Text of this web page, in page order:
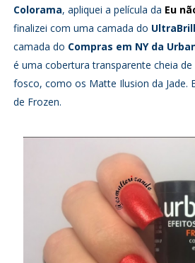
Colorama, apliquei a película da Eu
finalizei com uma camada do
camada do Compras em NY da
é uma cobertura transparente cheia de
fosco, como os Matte Ilusion da Jade.
de Frozen.